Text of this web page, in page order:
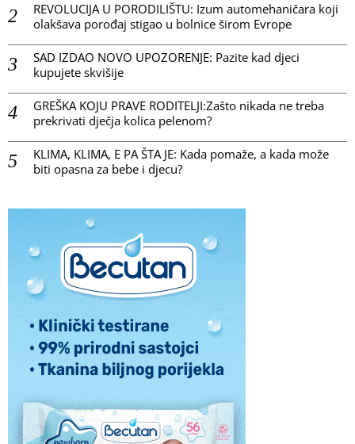
REVOLUCIJA U PORODILIŠTU: Izum automehaničara koji
olakšava porođaj stigao u bolnice širom Evrope
SAD IZDAO NOVO UPOZORENJE: Pazite kad djeci
kupujete skvišije
GREŠKA KOJU PRAVE RODITELJI:Zašto nikada ne treba
prekrivati dječja kolica pelenom?
KLIMA, KLIMA, E PA ŠTA JE: Kada pomaže, a kada može
biti opasna za bebe i djecu?